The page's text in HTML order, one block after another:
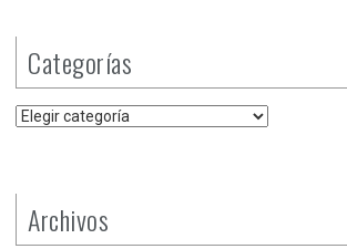
Categorías
Categorías
Archivos